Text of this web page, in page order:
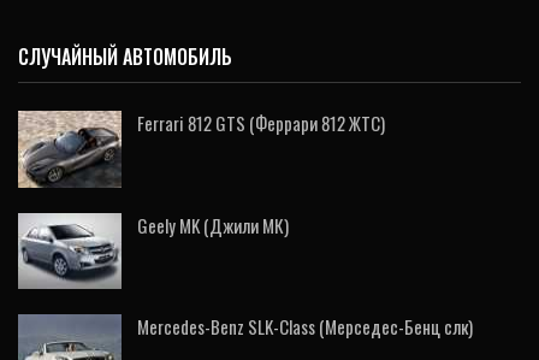
СЛУЧАЙНЫЙ АВТОМОБИЛЬ
Ferrari 812 GTS (Феррари 812 ЖТС)
Geely MK (Джили МК)
Mercedes-Benz SLK-Class (Mерседес-Бенц слк)